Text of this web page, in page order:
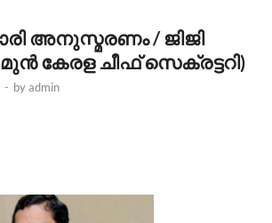
അനുസ്മരണം / ജിജി
കേരള ചീഫ് സെക്രട്ടറി)
- byadmin